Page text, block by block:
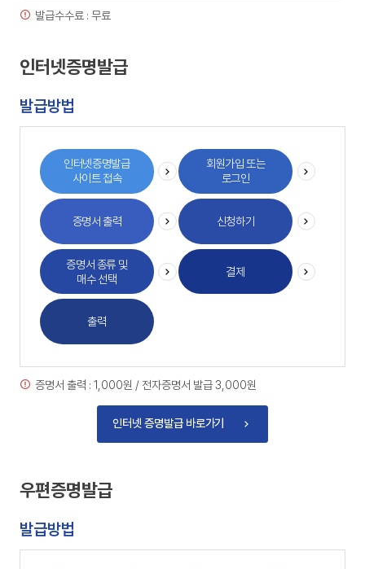
발급수수료 : 무료
인터넷증명발급
발급방법
인터넷증명발급
사이트 접속
회원가입 또는
로그인
증명서 출력 신청하기
증명서 종류 및
매수 선택
결제
출력
증명서 출력 : 1,000원 / 전자증명서 발급 3,000원
인터넷 증명발급 바로가기
우편증명발급
발급방법